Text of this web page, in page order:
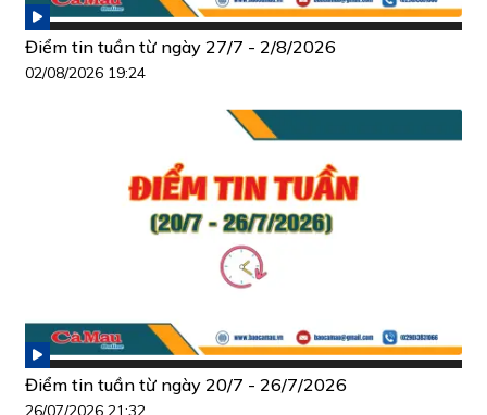
Điểm tin tuần từ ngày 27/7 - 2/8/2026
02/08/2026 19:24
Điểm tin tuần từ ngày 20/7 - 26/7/2026
26/07/2026 21:32